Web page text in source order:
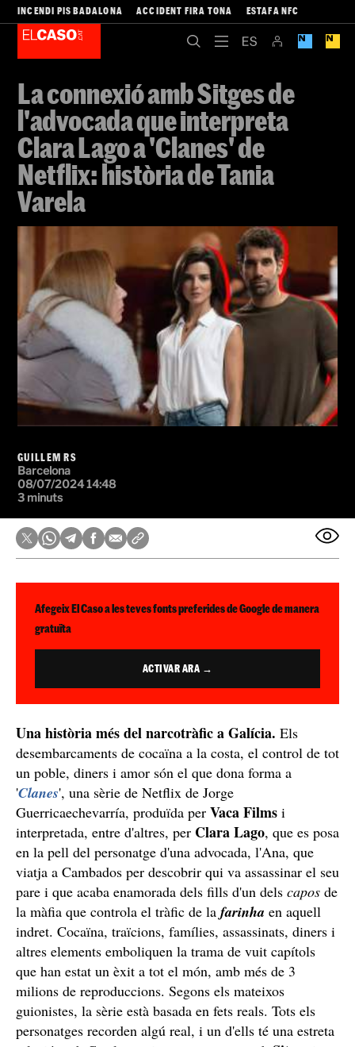
INCENDI PIS BADALONA ACCIDENT FIRA TONA ESTAFA NFC
La connexió amb Sitges de
l'advocada que interpreta
Clara Lago a 'Clanes' de
Netflix: història de Tania
Varela
GUILLEM RS
Barcelona
08/07/2024 14:48
3 minuts
Afegeix El Caso a les teves fonts preferides de Google de manera
gratuïta
ACTIVAR ARA →
Una història més del narcotràfic a Galícia. Els
desembarcaments de cocaïna a la costa, el control de tot
un poble, diners i amor són el que dona forma a
'Clanes', una sèrie de Netflix de Jorge
Guerricaechevarría, produïda per VacaFilms i
interpretada, entre d'altres, per ClaraLago, que es posa
en la pell del personatge d'una advocada, l'Ana, que
viatja a Cambados per descobrir qui va assassinar el seu
pare i que acaba enamorada dels fills d'un dels capos de
la màfia que controla el tràfic de la farinha en aquell
indret. Cocaïna, traïcions, famílies, assassinats, diners i
altres elements emboliquen la trama de vuit capítols
que han estat un èxit a tot el món, amb més de 3
milions de reproduccions. Segons els mateixos
guionistes, la sèrie està basada en fets reals. Tots els
personatges recorden algú real, i un d'ells té una estreta